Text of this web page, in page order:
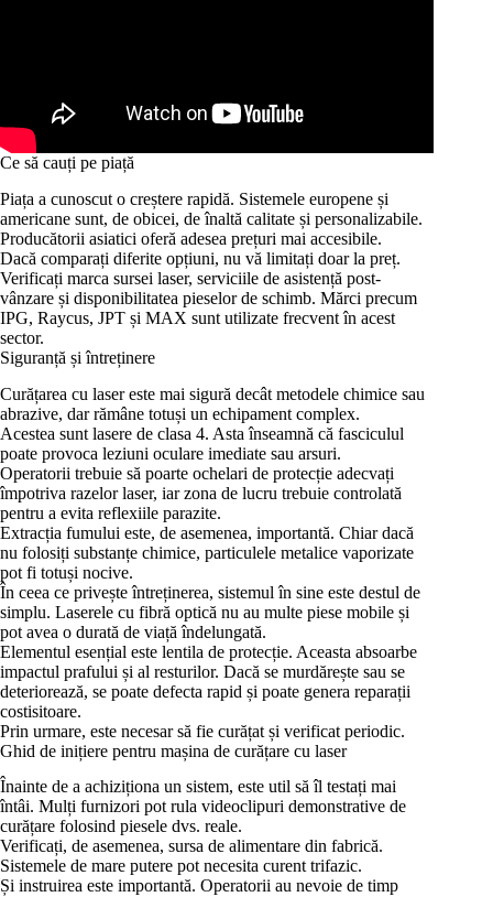
Ce să cauți pe piață
Piața a cunoscut o creștere rapidă. Sistemele europene și
americane sunt, de obicei, de înaltă calitate și personalizabile.
Producătorii asiatici oferă adesea prețuri mai accesibile.
Dacă comparați diferite opțiuni, nu vă limitați doar la preț.
Verificați marca sursei laser, serviciile de asistență post-
vânzare și disponibilitatea pieselor de schimb. Mărci precum
IPG, Raycus, JPT și MAX sunt utilizate frecvent în acest
sector.
Siguranță și întreținere
Curățarea cu laser este mai sigură decât metodele chimice sau
abrazive, dar rămâne totuși un echipament complex.
Acestea sunt lasere de clasa 4. Asta înseamnă că fasciculul
poate provoca leziuni oculare imediate sau arsuri.
Operatorii trebuie să poarte ochelari de protecție adecvați
împotriva razelor laser, iar zona de lucru trebuie controlată
pentru a evita reflexiile parazite.
Extracția fumului este, de asemenea, importantă. Chiar dacă
nu folosiți substanțe chimice, particulele metalice vaporizate
pot fi totuși nocive.
În ceea ce privește întreținerea, sistemul în sine este destul de
simplu. Laserele cu fibră optică nu au multe piese mobile și
pot avea o durată de viață îndelungată.
Elementul esențial este lentila de protecție. Aceasta absoarbe
impactul prafului și al resturilor. Dacă se murdărește sau se
deteriorează, se poate defecta rapid și poate genera reparații
costisitoare.
Prin urmare, este necesar să fie curățat și verificat periodic.
Ghid de inițiere pentru mașina de curățare cu laser
Înainte de a achiziționa un sistem, este util să îl testați mai
întâi. Mulți furnizori pot rula videoclipuri demonstrative de
curățare folosind piesele dvs. reale.
Verificați, de asemenea, sursa de alimentare din fabrică.
Sistemele de mare putere pot necesita curent trifazic.
Și instruirea este importantă. Operatorii au nevoie de timp